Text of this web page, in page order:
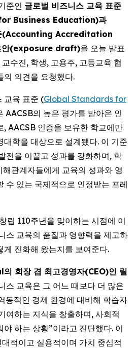
준인 글로벌 비즈니스 교육 표준
Business Education)과
(Accounting Accreditation
안(exposure draft)을 오늘 발표
수진, 학생, 고용주, 고등교육 협
의 의견을 요청했다.
교육 표준 (Global Standards for
AACSB의 높은 평가를 받아온 인
, AACSB 인증을 보유한 학교에만
대학을 대상으로 설계됐다. 이 기준
전을 이끌고 성과를 강화하며, 학
해관계자들에게 교육의 성과와 영
수 있는 국제적으로 인정받는 프레
립 110주년을 맞이하는 시점에 이
스 교육의 품질과 영향력을 제고하
게 진화해 왔는지를 보여준다.
회장 겸 최고경영자(CEO)인 릴
스 교육은 그 어느 때보다 더 많은
동적인 경제 환경에 대비해 학습자
여하는 지식을 창출하며, 사회적
하는 상황”이라고 진단했다. 이
적이고 실용적이며 가치 중심적